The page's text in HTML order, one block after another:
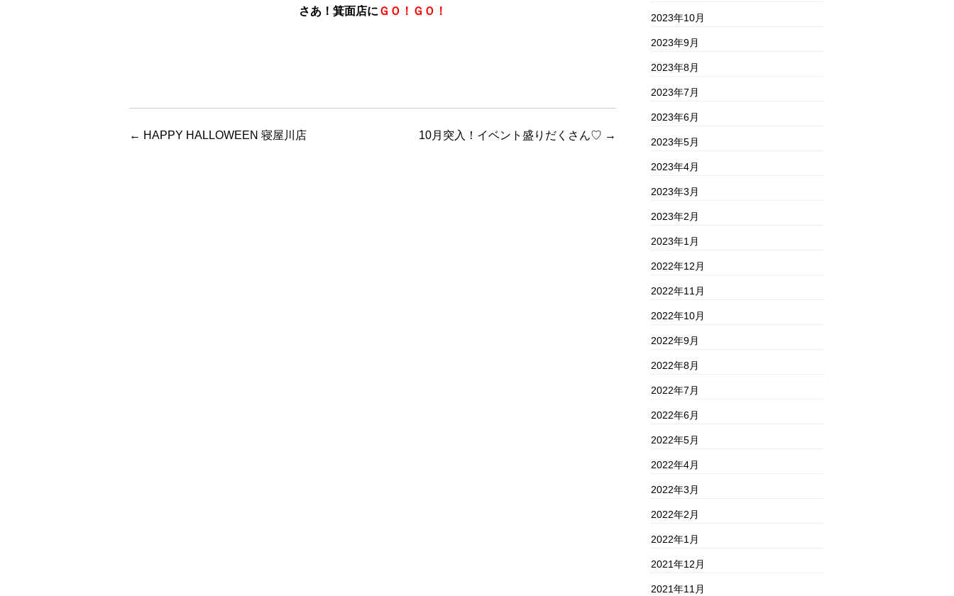
さあ！箕面店に ＧＯ！ＧＯ！
← HAPPY HALLOWEEN 寝屋川店 10月突入！イベント盛りだくさん♡ →
2023年10月
2023年9月
2023年8月
2023年7月
2023年6月
2023年5月
2023年4月
2023年3月
2023年2月
2023年1月
2022年12月
2022年11月
2022年10月
2022年9月
2022年8月
2022年7月
2022年6月
2022年5月
2022年4月
2022年3月
2022年2月
2022年1月
2021年12月
2021年11月